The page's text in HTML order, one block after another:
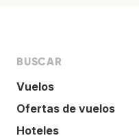
BUSCAR
Vuelos
Ofertas de vuelos
Hoteles